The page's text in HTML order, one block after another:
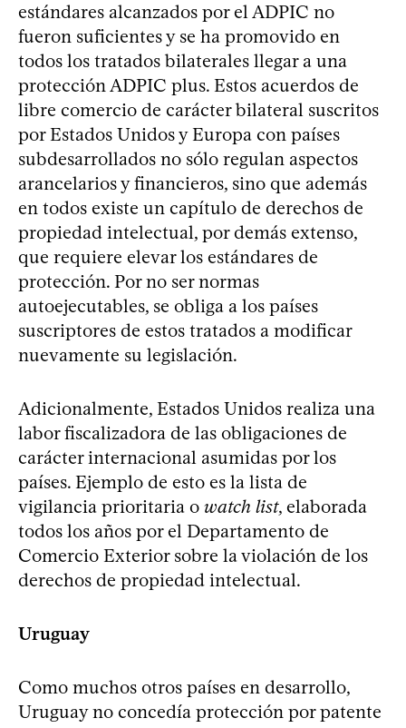
estándares alcanzados por el ADPIC no
fueron suficientes y se ha promovido en
todos los tratados bilaterales llegar a una
protección ADPIC plus. Estos acuerdos de
libre comercio de carácter bilateral suscritos
por Estados Unidos y Europa con países
subdesarrollados no sólo regulan aspectos
arancelarios y financieros, sino que además
en todos existe un capítulo de derechos de
propiedad intelectual, por demás extenso,
que requiere elevar los estándares de
protección. Por no ser normas
autoejecutables, se obliga a los países
suscriptores de estos tratados a modificar
nuevamente su legislación.
Adicionalmente, Estados Unidos realiza una
labor fiscalizadora de las obligaciones de
carácter internacional asumidas por los
países. Ejemplo de esto es la lista de
vigilancia prioritaria o watch list, elaborada
todos los años por el Departamento de
Comercio Exterior sobre la violación de los
derechos de propiedad intelectual.
Uruguay
Como muchos otros países en desarrollo,
Uruguay no concedía protección por patente